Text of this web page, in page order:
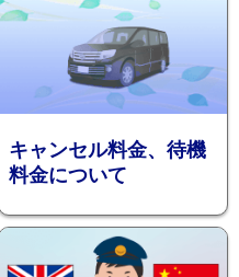
成
田
キャンセル料金、待機
料金について